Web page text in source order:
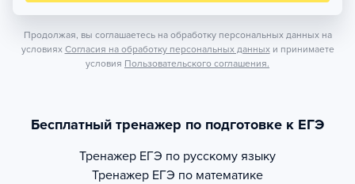
Продолжая, вы соглашаетесь на обработку персональных данных на
условиях Согласия на обработку персональных данных и принимаете
условия Пользовательского соглашения.
Бесплатный тренажер по подготовке к ЕГЭ
Тренажер ЕГЭ по русскому языку
Тренажер ЕГЭ по математике